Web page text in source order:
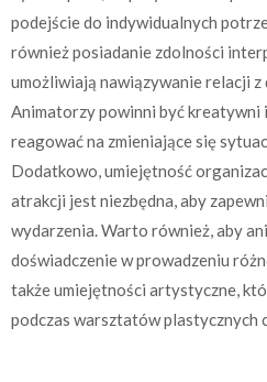
podejście do indywidualnych
również posiadanie zdolności
umożliwiają nawiązywanie relacji z
Animatorzy powinni być kreatywni
reagować na zmieniające się
Dodatkowo, umiejętność
atrakcji jest niezbędna, aby
wydarzenia. Warto również, aby
doświadczenie w prowadzeniu
także umiejętności artystyczne,
podczas warsztatów plastycznych